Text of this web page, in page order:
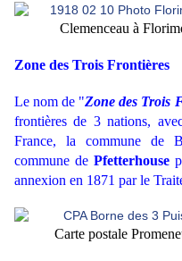
Clemenceau à
Zone des Trois Frontières
Le nom de "Zone des Trois
frontières de 3 nations,
France, la commune de
commune de Pfetterhouse
annexion en 1871 par le
Carte postale